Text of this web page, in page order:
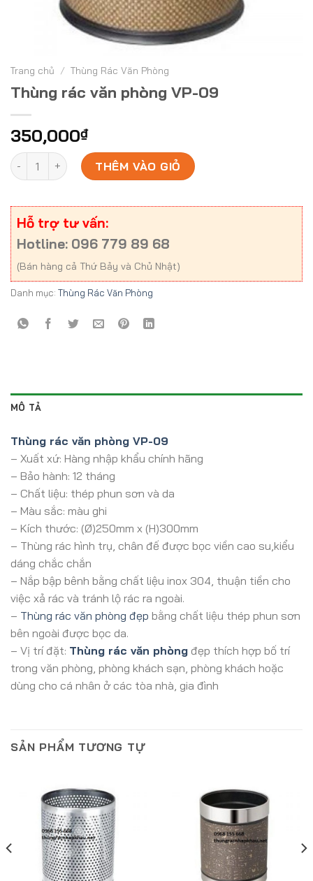
Trang chủ / Thùng Rác Văn Phòng
Thùng rác văn phòng VP-09
350,000₫
Thùng rác văn phòng VP-09 số lượng
THÊM VÀO GIỎ
Hỗ trợ tư vấn:
Hotline: 096 779 89 68
(Bán hàng cả Thứ Bảy và Chủ Nhật)
Danh mục: Thùng Rác Văn Phòng
MÔ TẢ
Thùng rác văn phòng VP-09
– Xuất xứ: Hàng nhập khẩu chính hãng
– Bảo hành: 12 tháng
– Chất liệu: thép phun sơn và da
– Màu sắc: màu ghi
– Kích thước: (Ø)250mm x (H)300mm
– Thùng rác hình trụ, chân đế được bọc viền cao su,kiểu
dáng chắc chắn
– Nắp bập bênh bằng chất liệu inox 304, thuận tiền cho
việc xả rác và tránh lộ rác ra ngoài.
– Thùng rác văn phòng đẹp bằng chất liệu thép phun sơn
bên ngoài được bọc da.
– Vị trí đặt: Thùng rác văn phòng đẹp thích hợp bố trí
trong văn phòng, phòng khách sạn, phòng khách hoặc
dùng cho cá nhân ở các tòa nhà, gia đình
SẢN PHẨM TƯƠNG TỰ